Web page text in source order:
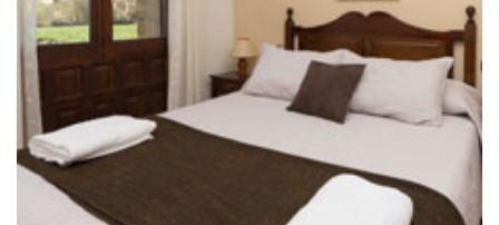
HOTEL RURAL STA INÉS